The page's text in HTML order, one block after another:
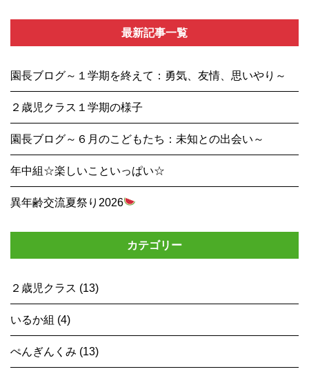
最新記事一覧
園長ブログ～１学期を終えて：勇気、友情、思いやり～
２歳児クラス１学期の様子
園長ブログ～６月のこどもたち：未知との出会い～
年中組☆楽しいこといっぱい☆
異年齢交流夏祭り2026
カテゴリー
２歳児クラス (13)
いるか組 (4)
ぺんぎんくみ (13)